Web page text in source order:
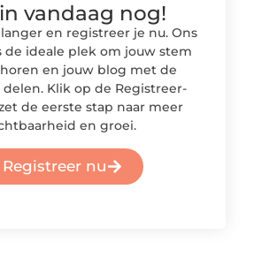
vandaag nog!
en registreer je nu. Ons
de ideale plek om jouw stem
en jouw blog met de
Klik op de Registreer-
de eerste stap naar meer
en groei.
Registreer nu